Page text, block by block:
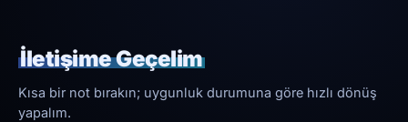
İletişime Geçelim
Kısa bir not bırakın; uygunluk durumuna göre hızlı dönüş
yapalım.